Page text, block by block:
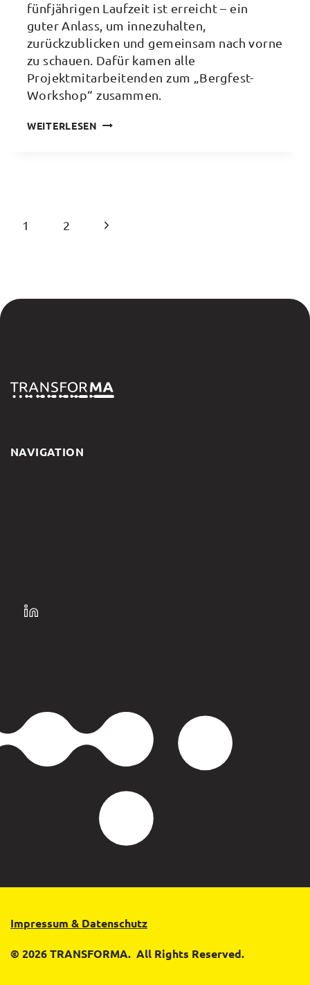
fünfjährigen Laufzeit ist erreicht – ein
guter Anlass, um innezuhalten,
zurückzublicken und gemeinsam nach vorne
zu schauen. Dafür kamen alle
Projektmitarbeitenden zum „Bergfest-
Workshop“ zusammen.
WEITERLESEN HALBZEIT
BEIM
Seitennavigation
1 2
Nächste
NAVIGATION
© 2026 TRANSFORMA. All Rights Reserved.
Impressum & Datenschutz